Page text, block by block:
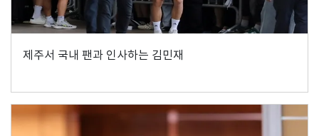
제주서 국내 팬과 인사하는 김민재